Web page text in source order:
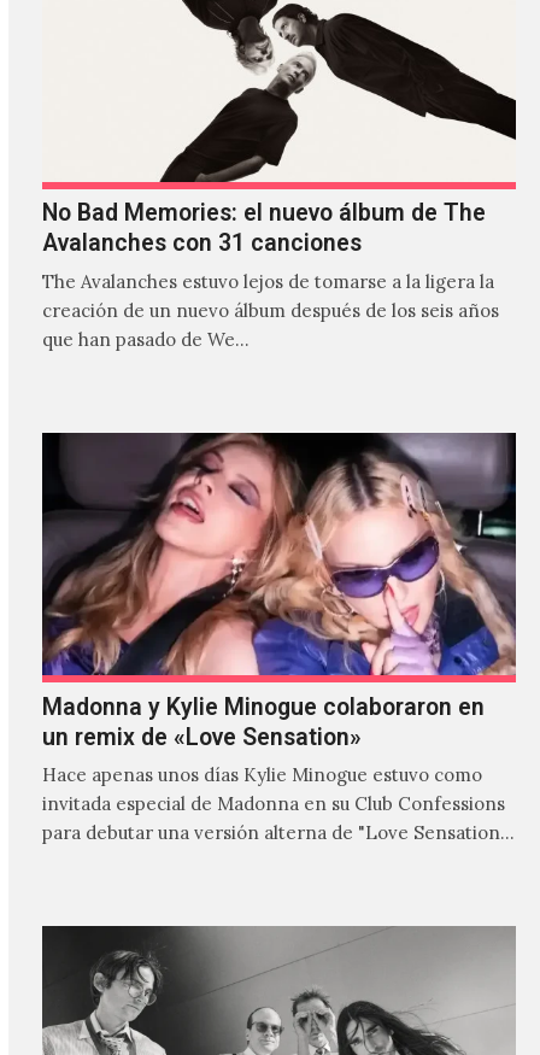
No Bad Memories: el nuevo álbum de The
Avalanches con 31 canciones
The Avalanches estuvo lejos de tomarse a la ligera la
creación de un nuevo álbum después de los seis años
que han pasado de We…
Madonna y Kylie Minogue colaboraron en
un remix de «Love Sensation»
Hace apenas unos días Kylie Minogue estuvo como
invitada especial de Madonna en su Club Confessions
para debutar una versión alterna de "Love Sensation",